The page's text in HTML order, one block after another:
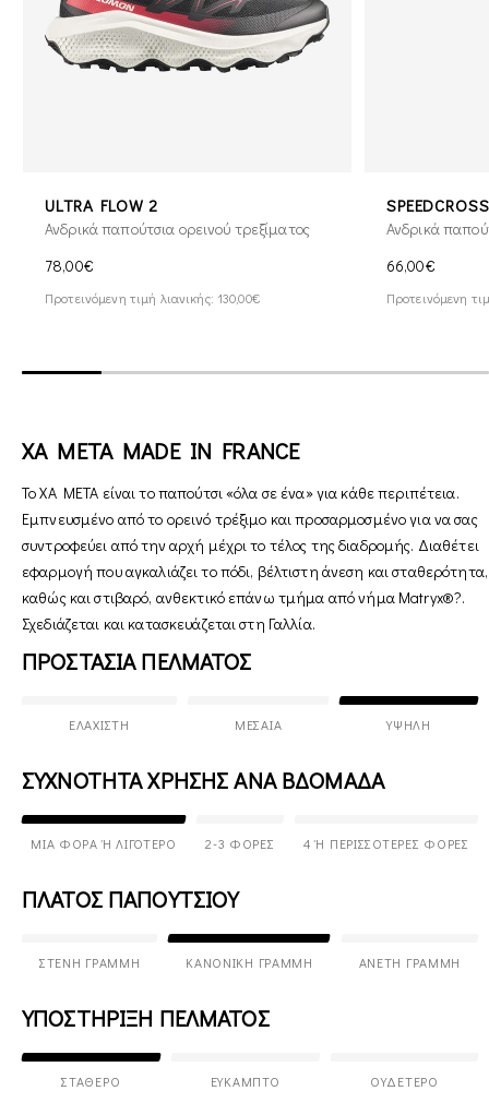
ULTRA FLOW 2
Ανδρικά παπούτσια ορεινού τρεξίματος
78,00€
Προτεινόμενη τιμή λιανικής: 130,00€
Ανδρικά
66,00€
Προτεινόμενη
XA META MADE IN FRANCE
Το XA META είναι το παπούτσι «όλα σε ένα» για κάθε περιπέτεια.
Εμπνευσμένο από το ορεινό τρέξιμο και προσαρμοσμένο για να σας
συντροφεύει από την αρχή μέχρι το τέλος της διαδρομής. Διαθέτει
εφαρμογή που αγκαλιάζει το πόδι, βέλτιστη άνεση και σταθερότητα,
καθώς και στιβαρό, ανθεκτικό επάνω τμήμα από νήμα Matryx®?.
Σχεδιάζεται και κατασκευάζεται στη Γαλλία.
ΠΡΟΣΤΑΣΙΑ ΠΕΛΜΑΤΟΣ
ΕΛΆΧΙΣΤΗ ΜΕΣΑΊΑ ΥΨΗΛΉ
ΣΥΧΝΟΤΗΤΑ ΧΡΗΣΗΣ ΑΝΑ ΒΔΟΜΑΔΑ
ΜΊΑ ΦΟΡΆ Ή ΛΙΓΌΤΕΡΟ 2-3 ΦΟΡΈΣ 4 Ή ΠΕΡΙΣΣΌΤΕΡΕΣ ΦΟΡΈΣ
ΠΛΑΤΟΣ ΠΑΠΟΥΤΣΙΟΥ
ΣΤΕΝΉ ΓΡΑΜΜΉ ΚΑΝΟΝΙΚΉ ΓΡΑΜΜΉ ΆΝΕΤΗ ΓΡΑΜΜΉ
ΥΠΟΣΤΗΡΙΞΗ ΠΕΛΜΑΤΟΣ
ΣΤΑΘΕΡΌ ΕΎΚΑΜΠΤΟ ΟΥΔΈΤΕΡΟ